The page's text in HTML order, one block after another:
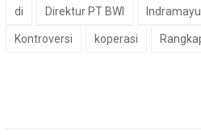
di Direktur PT BWI Indramayu
Kontroversi koperasi